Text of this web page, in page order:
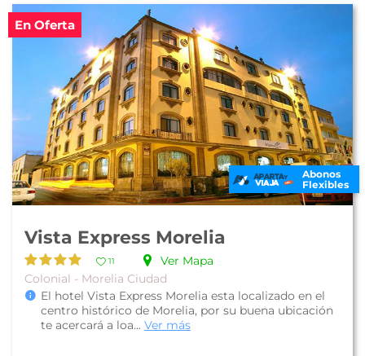
En Oferta
Abonos
Flexibles
Vista Express Morelia
11
Ver Mapa
Colonial - Morelia Ciudad
El hotel Vista Express Morelia esta localizado en el
centro histórico de Morelia, por su buena ubicación
te acercará a loa... Ver más